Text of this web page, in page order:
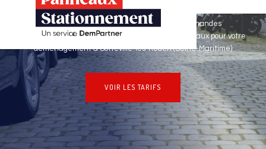
Panneaux Stationnement effectue vos demandes
d'autorisations de stationnement & pose de panneaux pour votre
déménagement à Sotteville-lès-Rouen (Seine-Maritime)
VOIR LES TARIFS
NOS TARIFS